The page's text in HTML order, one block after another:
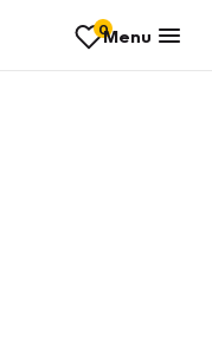
0Menu